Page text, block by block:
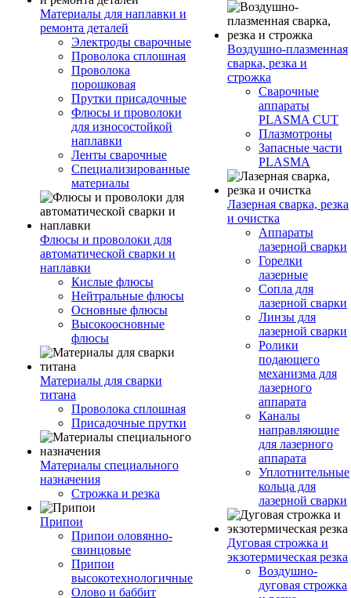
Материалы для наплавки и
ремонта деталей
Электроды сварочные
Проволока сплошная
Проволока
порошковая
Прутки присадочные
Флюсы и проволоки
для износостойкой
наплавки
Ленты сварочные
Специализированные
материалы
Флюсы и проволоки для
автоматической сварки и
наплавки
Кислые флюсы
Нейтральные флюсы
Основные флюсы
Высокоосновные
флюсы
Материалы для сварки
титана
Проволока сплошная
Присадочные прутки
Материалы специального
назначения
Строжка и резка
Припои
Припои оловянно-
свинцовые
Припои
высокотехнологичные
Олово и баббит
Воздушно-плазменная
сварка, резка и
строжка
Сварочные
аппараты
PLASMA CUT
Плазмотроны
Запасные части
PLASMA
Лазерная сварка, резка
и очистка
Аппараты
лазерной сварки
Горелки
лазерные
Сопла для
лазерной сварки
Линзы для
лазерной сварки
Ролики
подающего
механизма для
лазерного
аппарата
Каналы
направляющие
для лазерного
аппарата
Уплотнительные
кольца для
лазерной сварки
Дуговая строжка и
экзотермическая резка
Воздушно-
дуговая строжка